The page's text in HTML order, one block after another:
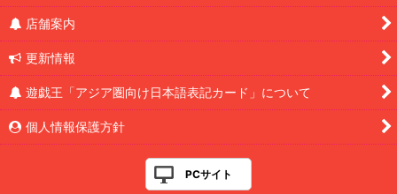
店舗案内
更新情報
遊戯王「アジア圏向け日本語表記カード」について
個人情報保護方針
PCサイト